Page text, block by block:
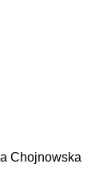
Chojnowska